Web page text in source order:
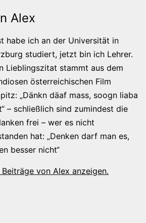
Alex
habe ich an der Universität in
studiert, jetzt bin ich Lehrer.
Lieblingszitat stammt aus dem
österreichischen Film
„Dänkn däaf mass, soogn liaba
– schließlich sind zumindest die
frei – wer es nicht
hat: „Denken darf man es,
besser nicht“
Beiträge von Alex anzeigen.